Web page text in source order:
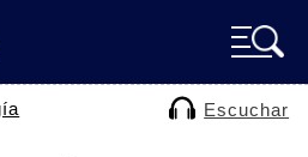
Escuchar